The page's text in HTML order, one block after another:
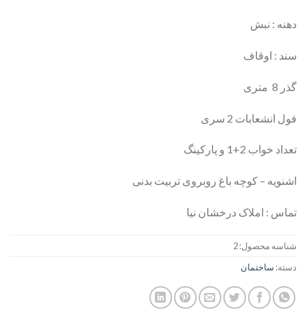
دهنه : نبش
سند : اوقاف
گذر 8 متری
فول انشعابات 2 سری
تعداد خواب 2+1 و پارکینگ
اشنویه – کوچه باغ روبروی تربیت بدنی
تماس : املاک درخشان نیا
شناسه محصول:2
دسته: ساختمان